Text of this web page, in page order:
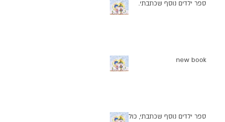
ספר ילדים נוסף שכתבתי.
new book
ספר ילדים נוסף שכתבתי, כולל